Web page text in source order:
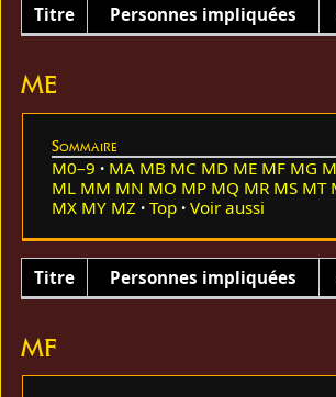
Titre Personnes impliquées
ME
Sommaire
M0–9 MA MB MC MD ME MF MG
ML MM MN MO MP MQ MR MS MT
MX MY MZ Top Voir aussi
Titre Personnes impliquées
MF